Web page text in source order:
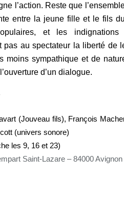
l’action. Reste que
entre la jeune fille et le fils
et les indignations
au spectateur la liberté de
moins sympathique et de
d’un dialogue.
(Jouveau fils), François
(univers sonore)
les 9, 16 et 23)
Saint-Lazare – 84000 Avignon